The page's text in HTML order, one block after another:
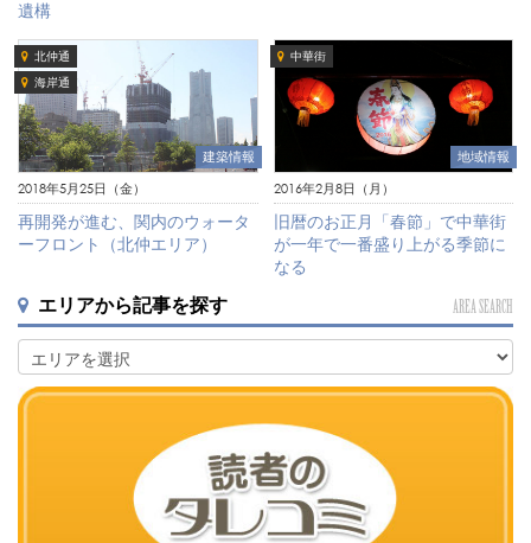
遺構
北仲通
海岸通
建築情報
2018年5月25日（金）
再開発が進む、関内のウォータ
ーフロント（北仲エリア）
中華街
地域情報
2016年2月8日（月）
旧暦のお正月「春節」で中華街
が一年で一番盛り上がる季節に
なる
エリアから記事を探す AREA SEARCH